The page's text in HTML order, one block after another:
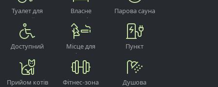
Туалет для
людей з
обмеженими
Власне
паркомісце
Парова сауна
Доступний
інвалідних
візків
Місце для
паління на
вулиці
Пункт
зарядки
Прийом котів Фітнес-зона
Душова